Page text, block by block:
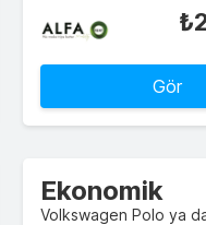
Gör
Ekonomik
Volkswagen Polo ya